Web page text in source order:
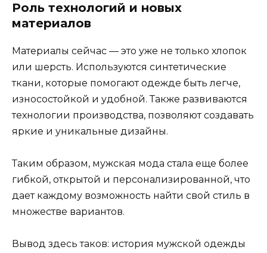
Роль технологий и новых
материалов
Материалы сейчас — это уже не только хлопок
или шерсть. Используются синтетические
ткани, которые помогают одежде быть легче,
износостойкой и удобной. Также развиваются
технологии производства, позволяют создавать
яркие и уникальные дизайны.
Таким образом, мужская мода стала еще более
гибкой, открытой и персонализированной, что
дает каждому возможность найти свой стиль в
множестве вариантов.
Вывод здесь таков: история мужской одежды